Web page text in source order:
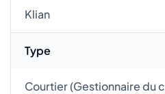
Klian
Type
Courtier (Gestionnaire du